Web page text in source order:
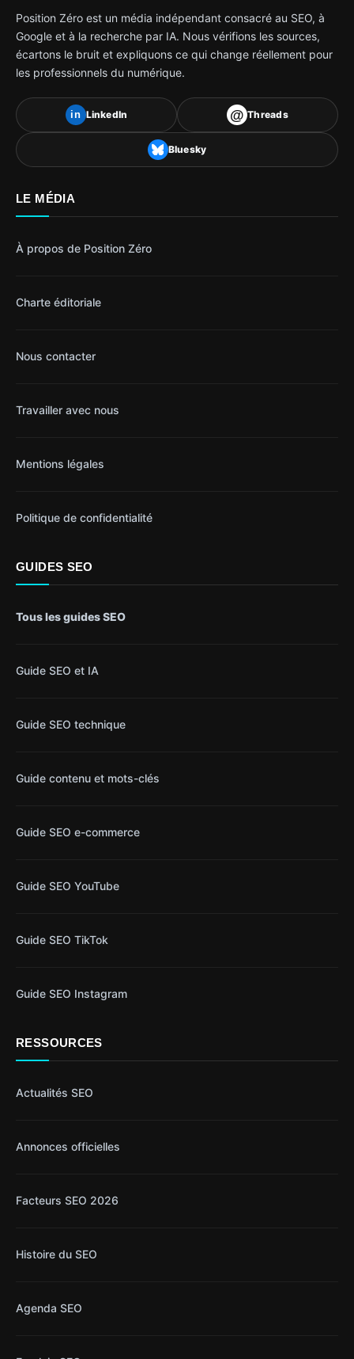
Position Zéro est un média indépendant consacré au SEO, à
Google et à la recherche par IA. Nous vérifions les sources,
écartons le bruit et expliquons ce qui change réellement pour
les professionnels du numérique.
in LinkedIn @ Threads
Bluesky
LE MÉDIA
À propos de Position Zéro
Charte éditoriale
Nous contacter
Travailler avec nous
Mentions légales
Politique de confidentialité
GUIDES SEO
Tous les guides SEO
Guide SEO et IA
Guide SEO technique
Guide contenu et mots-clés
Guide SEO e-commerce
Guide SEO YouTube
Guide SEO TikTok
Guide SEO Instagram
RESSOURCES
Actualités SEO
Annonces officielles
Facteurs SEO 2026
Histoire du SEO
Agenda SEO